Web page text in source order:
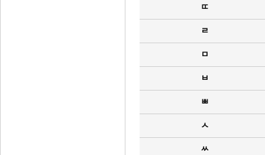
ㄸ
ㄹ
ㅁ
ㅂ
ㅃ
ㅅ
ㅆ